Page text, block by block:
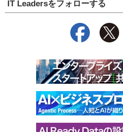
IT Leadersをフォローする